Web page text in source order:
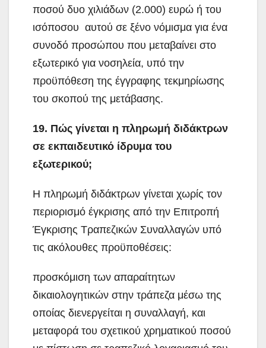
ποσού δυο χιλιάδων (2.000) ευρώ ή του
ισόποσου αυτού σε ξένο νόμισμα για ένα
συνοδό προσώπου που μεταβαίνει στο
εξωτερικό για νοσηλεία, υπό την
προϋπόθεση της έγγραφης τεκμηρίωσης
του σκοπού της μετάβασης.
19. Πώς γίνεται η πληρωμή διδάκτρων
σε εκπαιδευτικό ίδρυμα του
εξωτερικού;
Η πληρωμή διδάκτρων γίνεται χωρίς τον
περιορισμό έγκρισης από την Επιτροπή
Έγκρισης Τραπεζικών Συναλλαγών υπό
τις ακόλουθες προϋποθέσεις:
προσκόμιση των απαραίτητων
δικαιολογητικών στην τράπεζα μέσω της
οποίας διενεργείται η συναλλαγή, και
μεταφορά του σχετικού χρηματικού ποσού